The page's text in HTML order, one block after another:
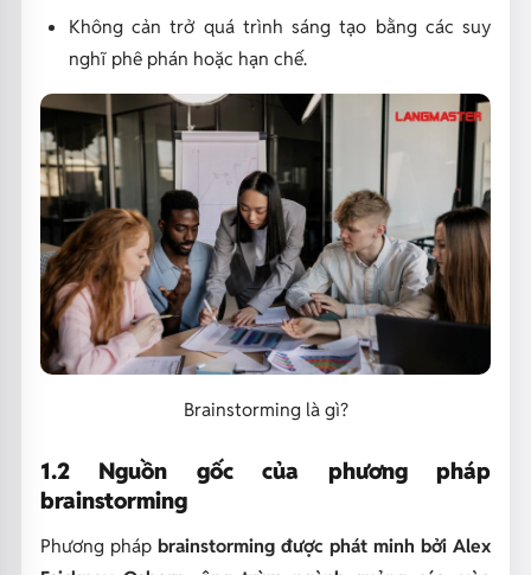
Không cản trở quá trình sáng tạo bằng các suy
nghĩ phê phán hoặc hạn chế.
Brainstorming là gì?
1.2 Nguồn gốc của phương pháp
brainstorming
Phương phápbrainstorming được phát minh bởi Alex